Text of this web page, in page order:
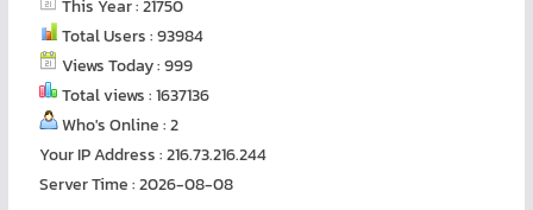
This Year : 21750
Total Users : 93984
Views Today : 999
Total views : 1637136
Who's Online : 2
Your IP Address : 216.73.216.244
Server Time : 2026-08-08